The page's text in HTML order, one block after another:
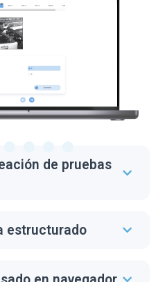
de pruebas
estructurado